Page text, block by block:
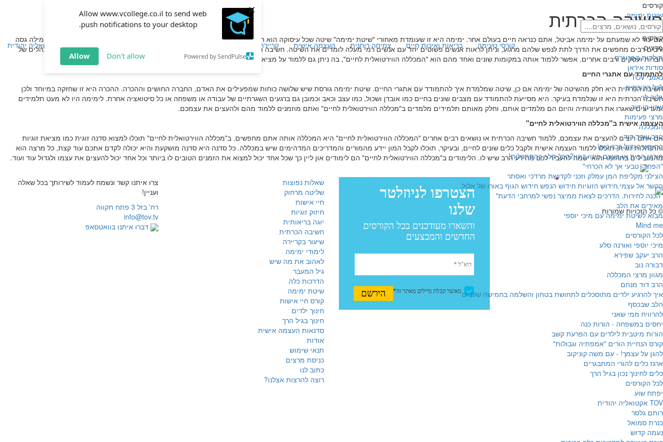
Allow www.vcollege.co.il to send web
push notifications to your desktop.
Powered by SendPulse
Don't allow
Allow
×
קורסים
שיטת ימימה
TOV אקטואליה יהודית שיטת ימימה קריירה וכלכלה העצמה אישית צמיחה רוחנית בריאות ואיכות חיים קורסי טעימה
קורסים
מרצים
תולדות הפרוגרס
סודות איראן
נאמני TOV
לכל הקורסים
גליה לוי
שרון בן דור
מרצי פעימות
המכללה
הרב עודד דוד
החופש הגדול כבר כאן!
חורבן הבית או בעצם פינוי בינוי?הכל תלוי בהסתכלות!
"הפחד- טבעי אך לא הכרחי"
הצילני מקליפת המן עמלק וזכני לקדושת מרדכי ואסתר
הקשר אל עצמי.חידוש הזוגיות חידוש הנפש חידוש הגוף באורו של אלול.
"הכנה לחירות. הדרכים לצאת ממיצר נפשי למרחבי הדעת"
מאירים את הלב
מבוא לשיטת ימימה עם מיכי יוספי
Mind me
לכל הקורסים
מיכי יוספי ואורנה סלע
הרב יעקב שפירא
דבורה נוב
מגוון מרצי המכללה
הרב דוד מנחם
איך להרגיע ילדים מתוסכלים לתחושת בטחון והשלמה בחמישה שלבים
הלב שבכסף
להרוויח ממי שאני
יחסים במשפחה - הורות כנה
הורות מיטבית לילדים עם הפרעת קשב
קורס הנחיית הורים "אמפתיה וגבולות"
להגן על עצמך! - עם משה קוניקוב
ארגז כלים להורי המתבגרים
כלים לחינוך נכון בגיל הרך
לכל הקורסים
יפתח שוע
TOV אקטואליה יהודית
רותם גלסר
כנרת סמואל
נעמה קדוש
חשיבה הכרתית
אם עוד לא שמעתם על ימימה אביטל, אתם כנראה חיים בעולם אחר. ימימה היא זו שעומדת מאחורי "שיטת ימימה" שיטה שכל עיסוקה הוא חשיבה הכרתית בשביל להעצים את החיים. העצמה אישית היא כבר מזמן לא מילה גסה
ורבים רבים מחפשים את הדרך לתת לנפש שלהם מרגוע, וניתן לראות אנשים פשוטים יחד עם אנשים רמי מעלה לומדים את השיטה. חשיבה הכרתית שהיא שיטת ימימה היא שיטה אותה לומדים אנשי עסקים, ידוענים, נהלים של
חברות ועסקים ורבים אחרים. אפשר ללמוד אותה במקומות שונים ואחד מהם הוא "המכללה הווירטואלית לחיים", בה ניתן גם ללמוד על מציאת זוגיות כמו גם סדנה זוגית בכלל ועוד סדנאות וקורסים רבים אחרים.
להתמודד עם אתגרי החיים
חשיבה הכרתית היא חלק מהשיטה של ימימה אם כן, שיטה שמלמדת איך להתמודד עם אתגרי החיים. שיטת ימימה גורסת שיש שלושה כוחות שמפעילים את האדם, החברה החושים וההכרה. ההכרה היא זו שחזקה במיוחד ולכן
חשיבה הכרתית היא זו שנלמדת בעיקר. היא מסייעת להתמודד עם מצבים שונים בחיים כמו אובדן ושכול, כמו עצב וכאב וכמובן גם ברגעים השגרתיים של עבודה או משפחה או כל סיטואציה אחרת. לימימה היו לא מעט תלמידים
ומעריצים שאגרו את רעיונותיה והיום הם מלמדים אותם, וחלק מאותם תלמידים מלמדים ב"מכללה הווירטואלית לחיים" ואתם מוזמנים ללמוד מהם ולהעצים את עצמכם.
העצמה אישית ב"מכללה הווירטואלית לחיים"
אם אתם רוצים להעצים את עצמכם, ללמוד חשיבה הכרתית או נושאים רבים אחרים "המכללה הווירטואלית לחיים" היא המכללה אותה אתם מחפשים. ב"מכללה הווירטואלית לחיים" תוכלו למצוא סדנה זוגית כמו מציאת זוגיות
והתנהלות זוגית, תוכלו ללמוד העצמה אישית ולקבל כלים שונים לחיים, ובעיקר, תוכלו לקבל המון יידע מהמורים והמדריכים המדהימים שיש במכללה. כל סדנה היא סדנה מושקעת והיא יכולה לקדם אתכם עוד קצת, כל מרצה הוא
מהמובילים בתחומו והוא ישמח להעביר לכם מהידע הרב שיש לו. הלימודים ב"מכללה הווירטואלית לחיים" הם לימודים און ליין כך שכל אחד יכול למצוא את הזמנים הטובים לו ביותר וכל אחד יכול להעצים את עצמו ולגדול עוד ועוד.
צרו איתנו קשר ונשמח לעמוד לשירותך בכל שאלה
ועניין!
רח' בזל 3 פתח תקווה
info@tov.tv
דברו איתנו בוואטסאפ
שאלות נפוצות
שליטה מרחוק
חיי אישות
חיזוק זוגיות
יוגה בריאותית
חשיבה הכרתית
שיעור בקריירה
לימודי ימימה
לאהוב את מה שיש
גיל המעבר
הדרכות כלה
שיטת ימימה
קורס חיי אישות
חינוך ילדים
חינוך בגיל הרך
סדנאות העצמה אישית
אודות
תנאי שימוש
כניסת מרצים
כתוב לנו
רוצה להרצות אצלנו?
עיצוב:
פיתוח:
עיצוב: בייגל סטודיו
© כל הזכויות שמורות